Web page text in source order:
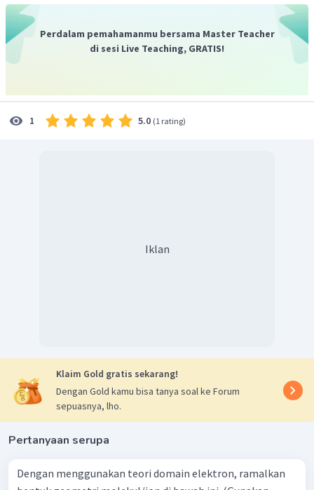
Perdalam pemahamanmu bersama Master Teacher
di sesi Live Teaching, GRATIS!
1 5.0 (1 rating)
Iklan
Klaim Gold gratis sekarang!
Dengan Gold kamu bisa tanya soal ke Forum
sepuasnya, lho.
Pertanyaan serupa
Dengan menggunakan teori domain elektron, ramalkan